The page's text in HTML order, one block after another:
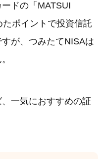
ドの「MATSUI
ポイントで投資信託
が、つみたてNISAは
一気におすすめの証